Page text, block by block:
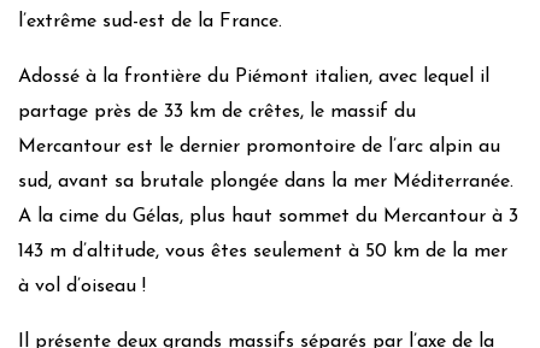
l’extrême sud-est de la France.
Adossé à la frontière du Piémont italien, avec lequel il
partage près de 33 km de crêtes, le massif du
Mercantour est le dernier promontoire de l’arc alpin au
sud, avant sa brutale plongée dans la mer Méditerranée.
A la cime du Gélas, plus haut sommet du Mercantour à 3
143 m d’altitude, vous êtes seulement à 50 km de la mer
à vol d’oiseau !
Il présente deux grands massifs séparés par l’axe de la